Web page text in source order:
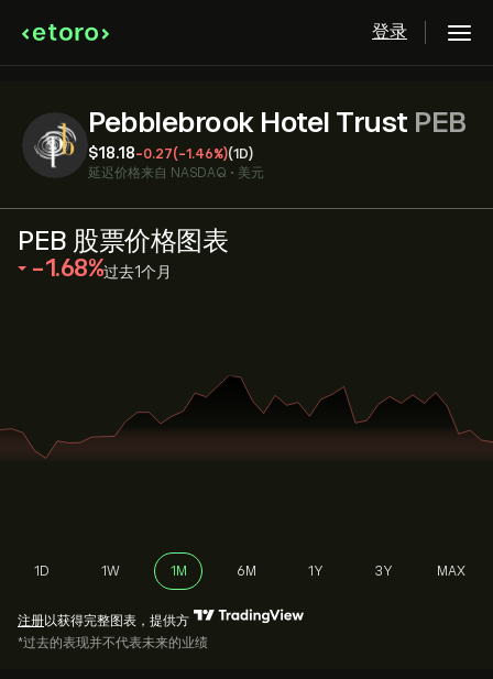
登录
Pebblebrook Hotel Trust PEB
‎$‎18.18-0.27(-1.46%)(1D)
延迟价格来自 NASDAQ • 美元
PEB 股票价格图表
‎-1.68‎ 过去1个月
1D 1W 1M 6M 1Y 3Y MAX
注册以获得完整图表，提供方
*过去的表现并不代表未来的业绩